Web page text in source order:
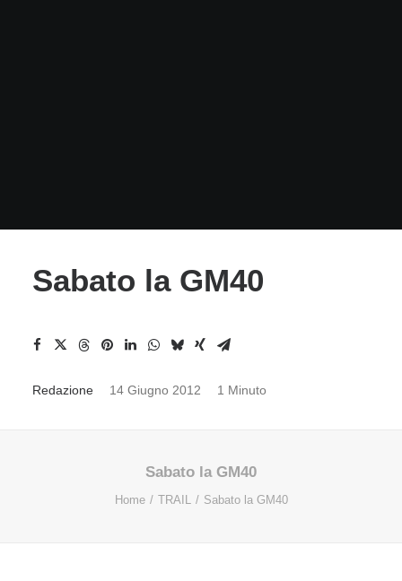
Sabato la GM40
Redazione 14 Giugno 2012 1 Minuto
Sabato la GM40
Home TRAIL Sabato la GM40